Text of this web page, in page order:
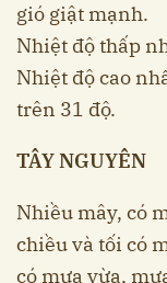
gió giật mạnh.
Nhiệt độ thấp
Nhiệt độ cao
trên 31 độ.
TÂY NGUYÊN
Nhiều mây, có
chiều và tối có
có mưa vừa,